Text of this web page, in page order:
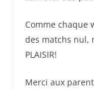
Comme chaque
des matchs nul,
PLAISIR!
Merci aux